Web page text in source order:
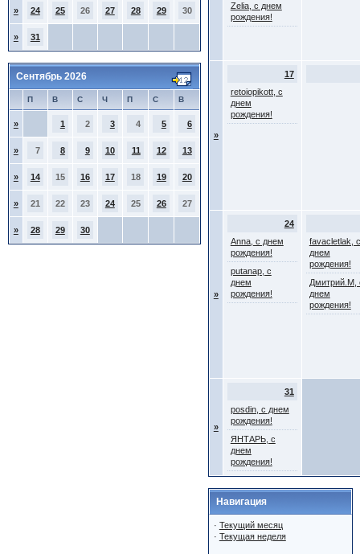
» 24 25 26 27 28 29 30
» 31
Сентябрь 2026
П В С Ч П С В
» 1 2 3 4 5 6
» 7 8 9 10 11 12 13
» 14 15 16 17 18 19 20
» 21 22 23 24 25 26 27
» 28 29 30
Zelia, с днем
рождения!
»
17
retoiopikott, с
днем
рождения!
»
24
Anna, с днем
рождения!
putanap, с
днем
рождения!
favacletlak, с
днем
рождения!
Дмитрий.М,
днем
рождения!
»
31
posdin, с днем
рождения!
ЯНТАРЬ, с
днем
рождения!
Навигация
· Текущий месяц
· Текущая неделя